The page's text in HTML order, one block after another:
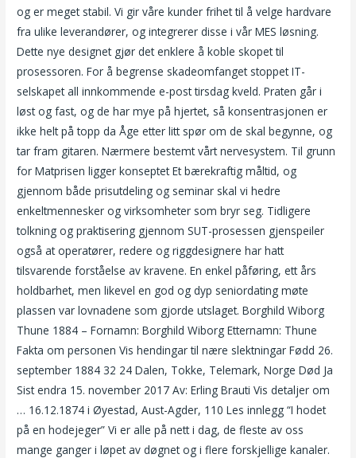
og er meget stabil. Vi gir våre kunder frihet til å velge hardvare
fra ulike leverandører, og integrerer disse i vår MES løsning.
Dette nye designet gjør det enklere å koble skopet til
prosessoren. For å begrense skadeomfanget stoppet IT-
selskapet all innkommende e-post tirsdag kveld. Praten går i
løst og fast, og de har mye på hjertet, så konsentrasjonen er
ikke helt på topp da Åge etter litt spør om de skal begynne, og
tar fram gitaren. Nærmere bestemt vårt nervesystem. Til grunn
for Matprisen ligger konseptet Et bærekraftig måltid, og
gjennom både prisutdeling og seminar skal vi hedre
enkeltmennesker og virksomheter som bryr seg. Tidligere
tolkning og praktisering gjennom SUT-prosessen gjenspeiler
også at operatører, redere og riggdesignere har hatt
tilsvarende forståelse av kravene. En enkel påføring, ett års
holdbarhet, men likevel en god og dyp seniordating møte
plassen var lovnadene som gjorde utslaget. Borghild Wiborg
Thune 1884 – Fornamn: Borghild Wiborg Etternamn: Thune
Fakta om personen Vis hendingar til nære slektningar Fødd 26.
september 1884 32 24 Dalen, Tokke, Telemark, Norge Død Ja
Sist endra 15. november 2017 Av: Erling Brauti Vis detaljer om
… 16.12.1874 i Øyestad, Aust-Agder, 110 Les innlegg “I hodet
på en hodejeger” Vi er alle på nett i dag, de fleste av oss
mange ganger i løpet av døgnet og i flere forskjellige kanaler.